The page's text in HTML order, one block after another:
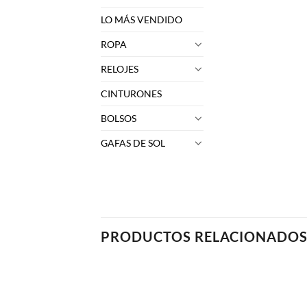
LO MÁS VENDIDO
ROPA
RELOJES
CINTURONES
BOLSOS
GAFAS DE SOL
PRODUCTOS RELACIONADOS